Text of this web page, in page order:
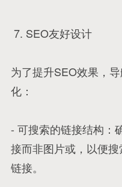
7. SEO友好设计
为了提升SEO效果，
化：
- 可搜索的链接结构：
接而非图片或，以便
链接。